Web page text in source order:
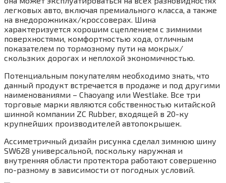
легковых авто, включая премиального класса, а также
на внедорожниках/кроссоверах. Шина
характеризуется хорошим сцеплением с зимними
поверхностями, комфортностью хода, отличным
показателем по тормозному пути на мокрых/
скользких дорогах и неплохой экономичностью.
Потенциальным покупателям необходимо знать, что
данный продукт встречается в продаже и под другими
наименованиями – Chaoyang или Westlake. Все три
торговые марки являются собственностью китайской
шинной компании ZC Rubber, входящей в 20-ку
крупнейших производителей автопокрышек.
Ассиметричный дизайн рисунка сделал зимнюю шину
SW628 универсальной, поскольку наружная и
внутренняя области протектора работают совершенно
по-разному в зависимости от погодных условий.